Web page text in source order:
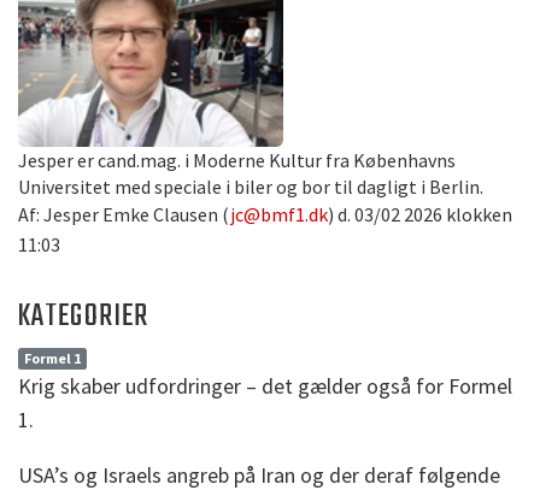
Jesper er cand.mag. i Moderne Kultur fra Københavns
Universitet med speciale i biler og bor til dagligt i Berlin.
Af: Jesper Emke Clausen (jc@bmf1.dk) d. 03/02 2026 klokken
11:03
KATEGORIER
Formel 1
Krig skaber udfordringer – det gælder også for Formel
1.
USA’s og Israels angreb på Iran og der deraf følgende